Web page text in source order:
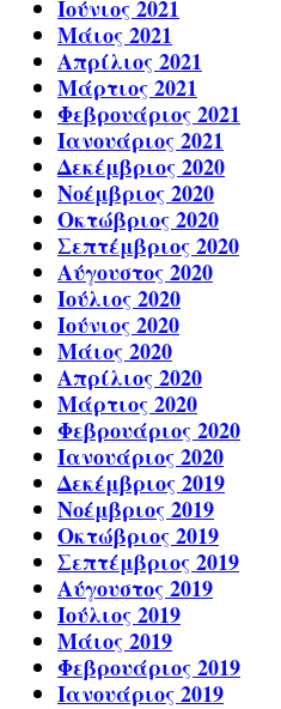
Ιούνιος 2021
Μάιος 2021
Απρίλιος 2021
Μάρτιος 2021
Φεβρουάριος 2021
Ιανουάριος 2021
Δεκέμβριος 2020
Νοέμβριος 2020
Οκτώβριος 2020
Σεπτέμβριος 2020
Αύγουστος 2020
Ιούλιος 2020
Ιούνιος 2020
Μάιος 2020
Απρίλιος 2020
Μάρτιος 2020
Φεβρουάριος 2020
Ιανουάριος 2020
Δεκέμβριος 2019
Νοέμβριος 2019
Οκτώβριος 2019
Σεπτέμβριος 2019
Αύγουστος 2019
Ιούλιος 2019
Μάιος 2019
Φεβρουάριος 2019
Ιανουάριος 2019